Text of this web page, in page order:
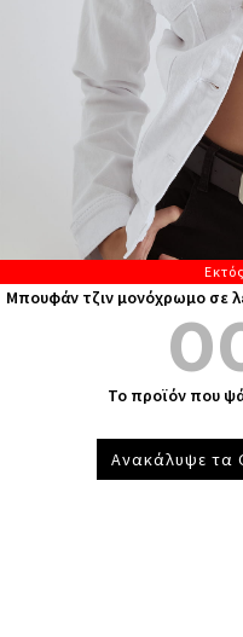
Μπουφάν τζιν μονόχρωμο σε
Το προϊόν που
Ανακάλυψε τα